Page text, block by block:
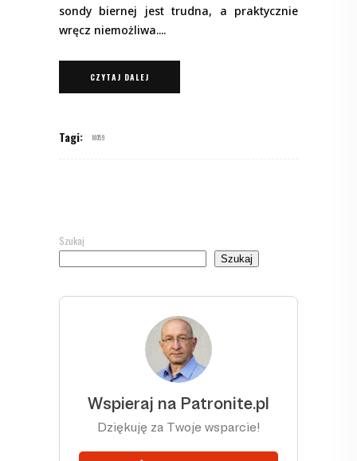
sondy biernej jest trudna, a praktycznie
wręcz niemożliwa.
CZYTAJ DALEJ
Tagi: M059
Szukaj
Szukaj